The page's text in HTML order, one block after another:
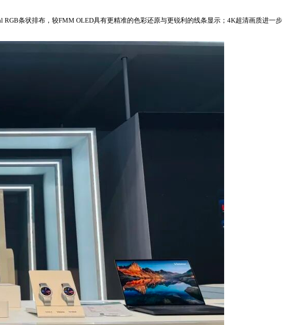
条状排布，较FMM OLED具有更精准的色彩还原与更锐利的线条显示；4K超清画质进一步